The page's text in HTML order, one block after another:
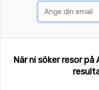
När ni söker resor